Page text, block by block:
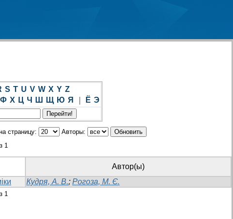
S T U V W X Y Z
Ф Х Ц Ч Ш Щ Ю Я Ё Э
страницу:
Авторы:
1
Автор(ы)
Кудря, А. В.; Рогоза, М. Є.
1